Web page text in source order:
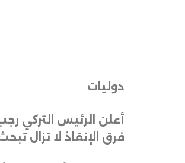
دوليات
فرق الإنقاذ لا تزال